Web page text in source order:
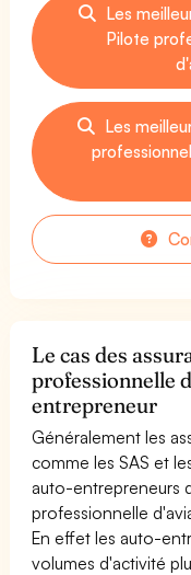
Les
Pilote
Les
Le cas des
professionnelle
entrepreneur
Généralement les
comme les SAS et
auto-entrepreneurs
professionnelle
En effet les auto-
volumes d'activité